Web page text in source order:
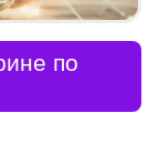
по